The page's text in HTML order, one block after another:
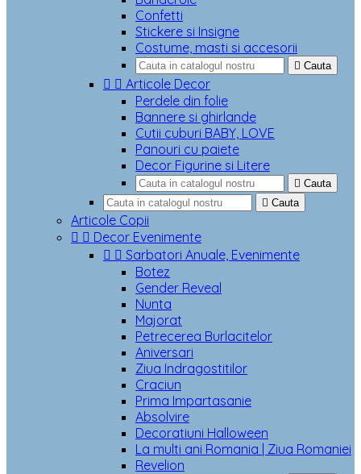
Confetti
Stickere si Insigne
Costume, masti si accesorii
 Cauta
  Articole Decor
Perdele din folie
Bannere si ghirlande
Cutii cuburi BABY, LOVE
Panouri cu paiete
Decor Figurine si Litere
 Cauta
 Cauta
Articole Copii
  Decor Evenimente
  Sarbatori Anuale, Evenimente
Botez
Gender Reveal
Nunta
Majorat
Petrecerea Burlacitelor
Aniversari
Ziua Indragostitilor
Craciun
Prima Impartasanie
Absolvire
Decoratiuni Halloween
La multi ani Romania | Ziua Romaniei
Revelion